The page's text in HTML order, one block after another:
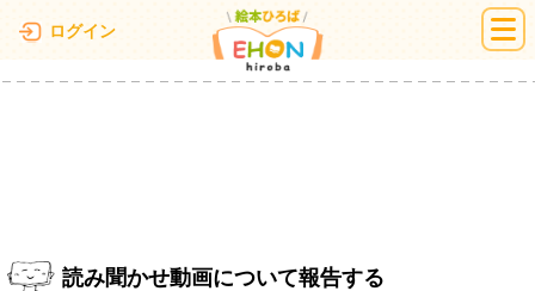
ログイン 絵本ひろば
読み聞かせ動画について報告する